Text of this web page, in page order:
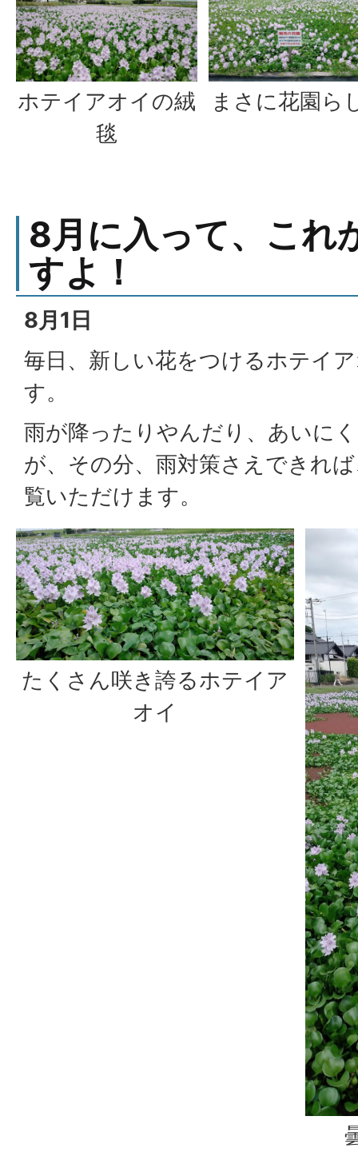
ホテイアオイの絨
毯
まさに花園ら
8月に入って、これ
すよ！
8月1日
毎日、新しい花をつけるホテイ
す。
雨が降ったりやんだり、あいに
が、その分、雨対策さえできれ
覧いただけます。
たくさん咲き誇るホテイア
オイ